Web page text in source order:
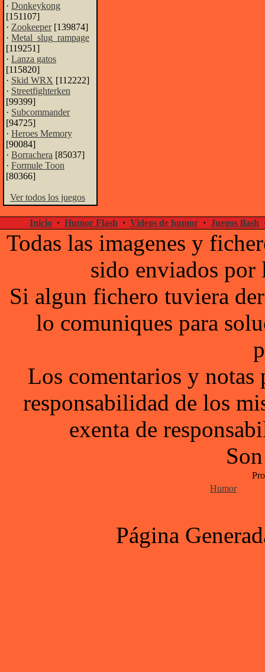
· Donkeykong
[151107]
· Zookeeper[139874]
· Metal_slug_rampage
[119251]
· Lanza gatos
[115820]
· Skid WRX [112222]
· Streetfighterken
[99399]
· Subcommander
[94725]
· Heroes Memory
[90084]
· Borrachera [85037]
· Formule Toon
[80366]
Ver todos los juegos
Inicio · Humor Flash · Videos de humor · Juegos flash
Todas las imagenes y
sido enviados por
Si algun fichero tuviera
lo comuniques para
Los comentarios y notas
responsabilidad de los
exenta de
Humor
Página